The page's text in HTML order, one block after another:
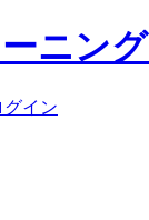
イン